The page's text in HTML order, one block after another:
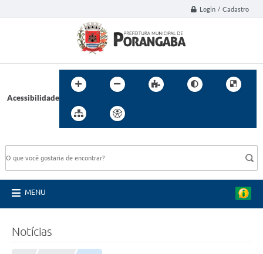
Login / Cadastro
Acessibilidade
MENU
Notícias